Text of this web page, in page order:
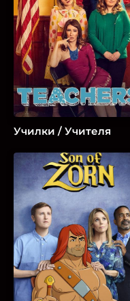
Училки / Учителя